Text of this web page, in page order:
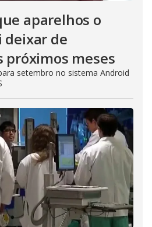
aparelhos o
deixar de
meses
setembro no sistema Android